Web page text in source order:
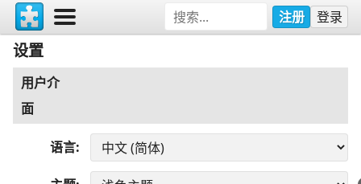
注册 登录
设置
用户介
面
语言